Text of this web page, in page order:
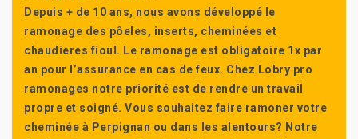
Depuis + de 10 ans, nous avons développé le
ramonage des pôeles, inserts, cheminées et
chaudieres fioul. Le ramonage est obligatoire 1x par
an pour l’assurance en cas de feux. Chez Lobry pro
ramonages notre priorité est de rendre un travail
propre et soigné. Vous souhaitez faire ramoner votre
cheminée à Perpignan ou dans les alentours? Notre